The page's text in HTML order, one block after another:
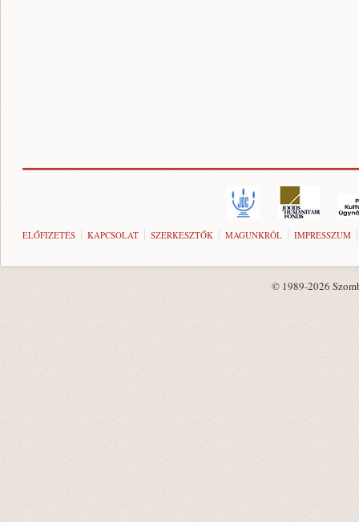
ELŐFIZETÉS KAPCSOLAT SZERKESZTŐK MAGUNKRÓL IMPRESSZUM
© 1989-2026